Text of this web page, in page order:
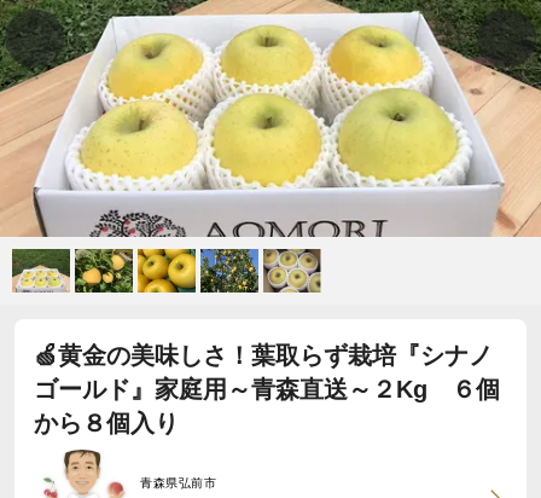
🍏黄金の美味しさ！葉取らず栽培『シナノ
ゴールド』家庭用～青森直送～２Kg ６個
から８個入り
青森県弘前市